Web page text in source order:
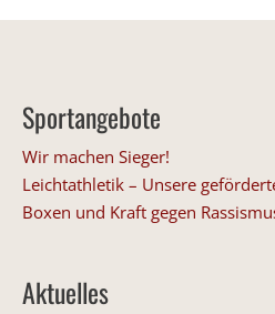
Sportangebote
Wir machen Sieger!
Leichtathletik – Unsere
Boxen und Kraft gegen
Aktuelles